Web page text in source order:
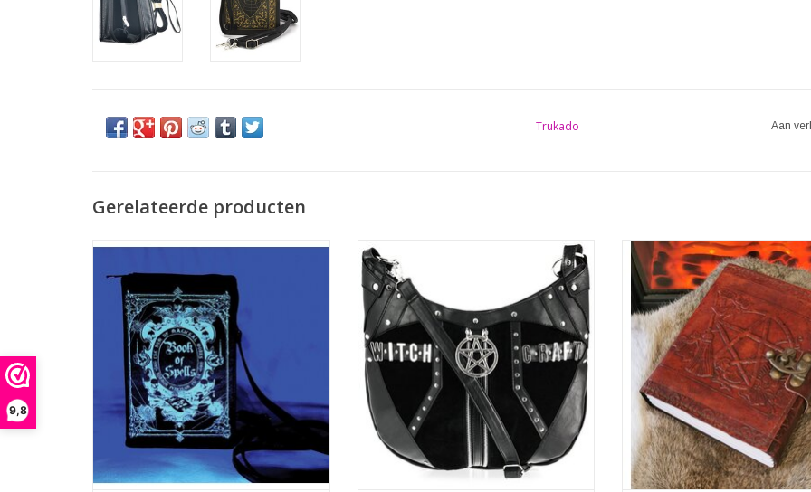
9,8
Trukado Aan
Gerelateerde producten
Book of Spells Glow in the Dark Boek
Afmetingen: (hxbxd) ca. 23cm x 16cm x
6.5cm
TOEVOEGEN AAN WINKELWAGEN
Gothic Hobo tas met Pentagram Witchcraft
Afmetingen: (bxh) ca. 44cm x 28cm
TOEVOEGEN AAN WINKELWAGEN
Lederen Relief Dagboek
Pentagram
Nemesis Now
Afmetingen: (lxb) ca. 21cm x
Aantal paginas: meer dan
TOEVOEGEN AAN